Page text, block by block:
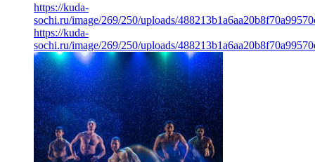
https://kuda-
sochi.ru/image/269/250/uploads/
https://kuda-
sochi.ru/image/269/250/uploads/